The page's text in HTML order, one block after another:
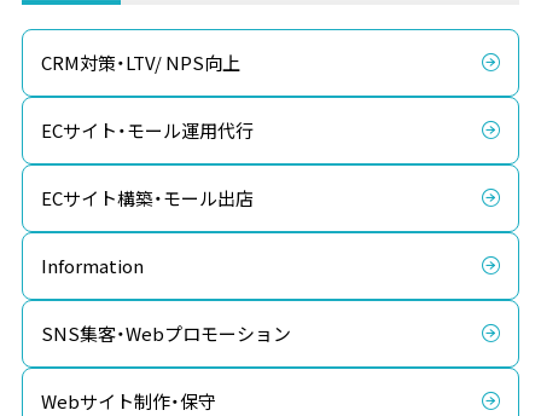
CRM対策・LTV/ NPS向上
ECサイト・モール運用代行
ECサイト構築・モール出店
Information
SNS集客・Webプロモーション
Webサイト制作・保守